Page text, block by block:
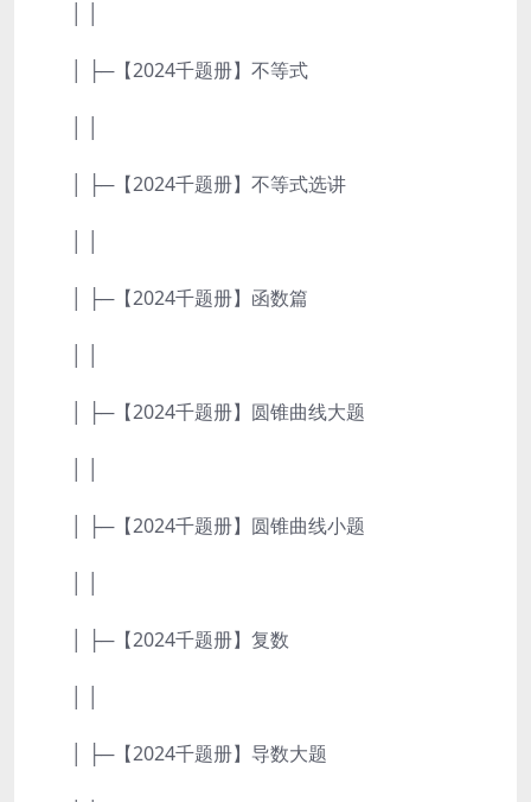
│ ├─【2024千题册】不等式
│ ├─【2024千题册】不等式选讲
│ ├─【2024千题册】函数篇
│ ├─【2024千题册】圆锥曲线大题
│ ├─【2024千题册】圆锥曲线小题
│ ├─【2024千题册】复数
│ ├─【2024千题册】导数大题